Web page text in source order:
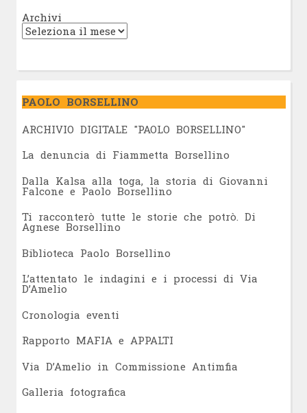
Archivi
PAOLO BORSELLINO
ARCHIVIO DIGITALE "PAOLO BORSELLINO"
La denuncia di Fiammetta Borsellino
Dalla Kalsa alla toga, la storia di Giovanni
Falcone e Paolo Borsellino
Ti racconterò tutte le storie che potrò. Di
Agnese Borsellino
Biblioteca Paolo Borsellino
L’attentato le indagini e i processi di Via
D’Amelio
Cronologia eventi
Rapporto MAFIA e APPALTI
Via D’Amelio in Commissione Antimfia
Galleria fotografica